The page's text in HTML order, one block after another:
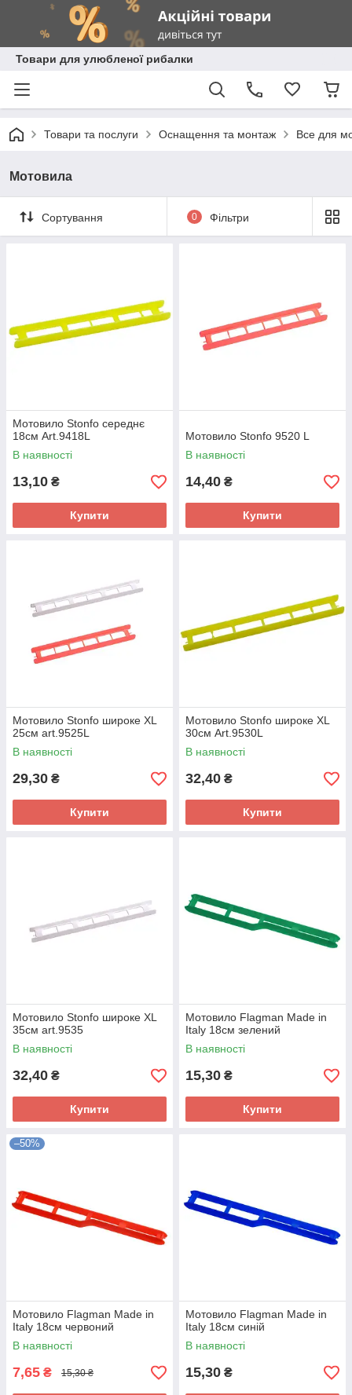
Товари для улюбленої рибалки
Товари та послуги Оснащення та монтаж Все для
Мотовила
Сортування 0 Фільтри
Мотовило Stonfo середнє
18см Аrt.9418L
В наявності
13,10 ₴
Купити
Мотовило Stonfo 9520 L
В наявності
14,40 ₴
Купити
Мотовило Stonfo широке XL
25см art.9525L
В наявності
29,30 ₴
Купити
Мотовило Stonfo широке XL
30см Аrt.9530L
В наявності
32,40 ₴
Купити
Мотовило Stonfo широке XL
35см art.9535
В наявності
32,40 ₴
Купити
Мотовило Flagman Made in
Italy 18см зелений
В наявності
15,30 ₴
Купити
–50%
Мотовило Flagman Made in
Italy 18см червоний
В наявності
7,65 ₴ 15,30 ₴
Мотовило Flagman Made in
Italy 18см синій
В наявності
15,30 ₴